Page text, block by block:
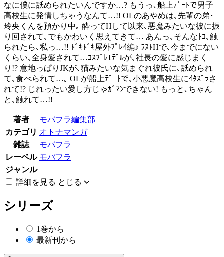
なに僕に舐められたいんですか…? もうっ､船上ﾃﾞｰﾄで男子
高校生に発情しちゃうなんて…!! OLのあやめは､先輩の弟･
玲央くんを預かり中｡ 酔ってHして以来､悪魔みたいな彼に振
り回されて､でもかわいく思えてきて… あんっ､そんなﾄｺ､触
られたら､私っ…!! ﾄﾞｷﾄﾞｷ屋外ﾌﾟﾚｲ編♪ ﾗｽﾄHで､今までにない
くらい､全身愛されて…ｺｽﾌﾟﾚﾓﾃﾞﾙが､社長の愛に感じまく
り!? 意地っぱりJKが､猫みたいな気まぐれ彼氏に､舐められ
て､食べられて…｡ OLが船上ﾃﾞｰﾄで､小悪魔高校生にｲﾀｽﾞﾗさ
れて!? じれったい愛し方じゃｶﾞﾏﾝできない! もっと､ちゃん
と､触れて…!!
著者
モバフラ編集部
カテゴリ オトナマンガ
雑誌
モバフラ
レーベル モバフラ
ジャンル
詳細を見る とじる
シリーズ
1巻から
最新刊から